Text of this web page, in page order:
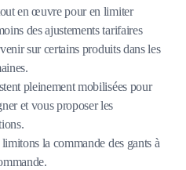
en œuvre pour en limiter
des ajustements tarifaires
sur certains produits dans les
pleinement mobilisées pour
et vous proposer les
la commande des gants à